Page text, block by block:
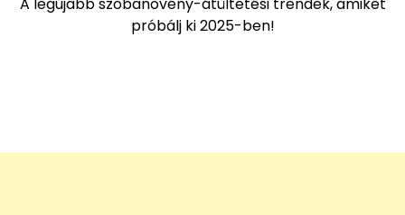
próbálj ki 2025-ben!